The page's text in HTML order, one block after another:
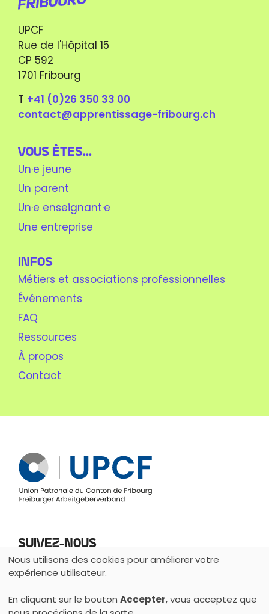
UPCF
Rue de l'Hôpital 15
CP 592
1701 Fribourg
T +41 (0)26 350 33 00
contact@apprentissage-fribourg.ch
Vous êtes...
Un·e jeune
Un parent
Un·e enseignant·e
Une entreprise
Infos
Métiers et associations professionnelles
Événements
FAQ
Ressources
À propos
Contact
Suivez-nous
Utilisation
données
Nous utilisons des cookies pour améliorer votre
expérience utilisateur.
En cliquant sur le bouton Accepter, vous acceptez que